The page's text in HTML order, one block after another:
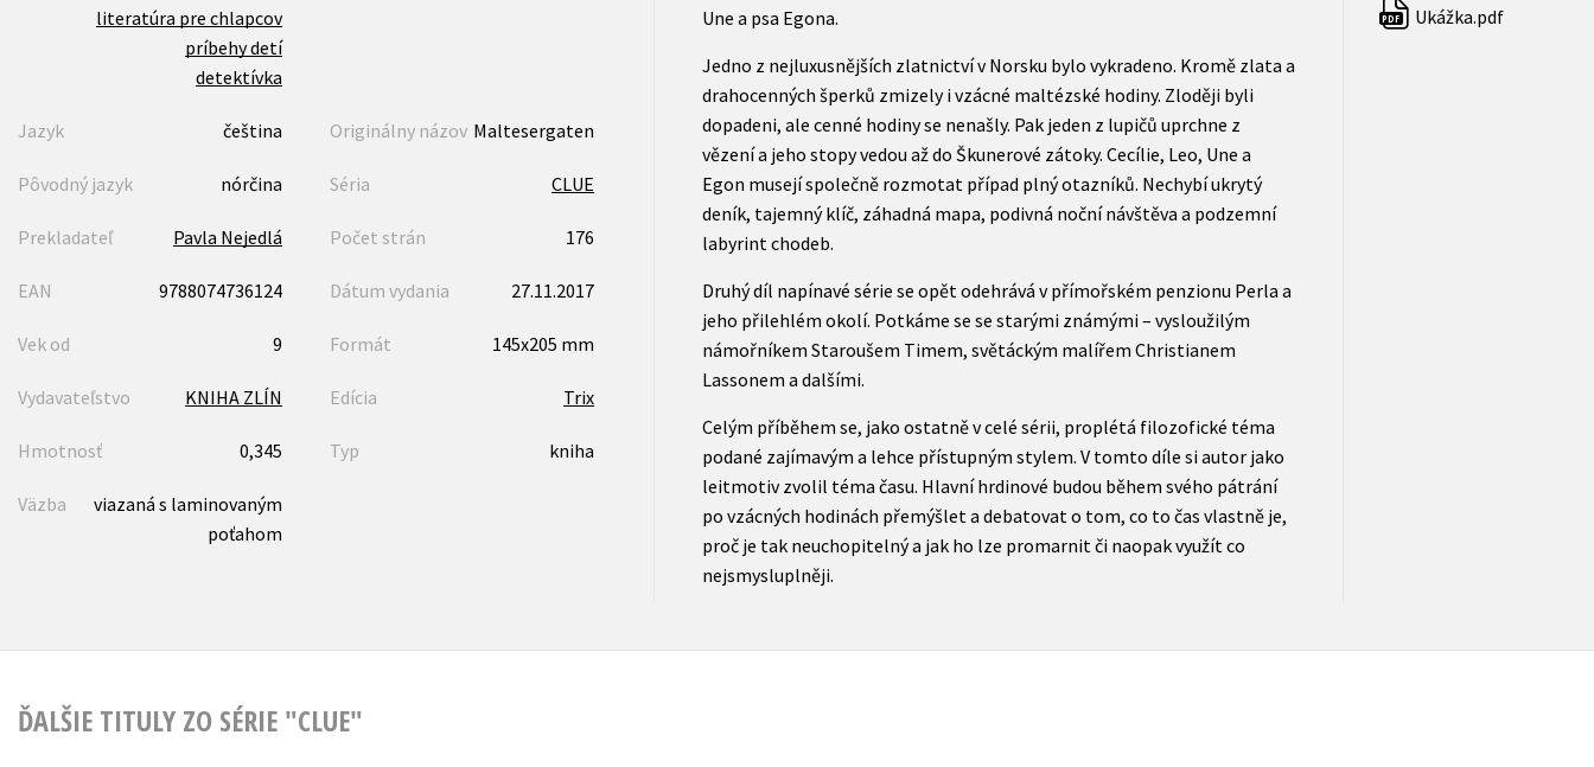
literatúra pre chlapcov
príbehy detí
detektívka
Jazyk čeština Originálny názov Maltesergaten
Pôvodný jazyk nórčina Séria CLUE
Prekladateľ Pavla Nejedlá Počet strán 176
EAN 9788074736124 Dátum vydania 27.11.2017
Vek od 9 Formát 145x205 mm
Vydavateľstvo KNIHA ZLÍN Edícia Trix
Hmotnosť 0,345 Typ kniha
Väzba
viazaná s laminovaným
poťahom
Une a psa Egona.
Jedno z nejluxusnějších zlatnictví v Norsku bylo vykradeno. Kromě zlata a
drahocenných šperků zmizely i vzácné maltézské hodiny. Zloději byli
dopadeni, ale cenné hodiny se nenašly. Pak jeden z lupičů uprchne z
vězení a jeho stopy vedou až do Škunerové zátoky. Cecílie, Leo, Une a
Egon musejí společně rozmotat případ plný otazníků. Nechybí ukrytý
deník, tajemný klíč, záhadná mapa, podivná noční návštěva a podzemní
labyrint chodeb.
Druhý díl napínavé série se opět odehrává v přímořském penzionu Perla a
jeho přilehlém okolí. Potkáme se se starými známými – vysloužilým
námořníkem Staroušem Timem, světáckým malířem Christianem
Lassonem a dalšími.
Celým příběhem se, jako ostatně v celé sérii, proplétá filozofické téma
podané zajímavým a lehce přístupným stylem. V tomto díle si autor jako
leitmotiv zvolil téma času. Hlavní hrdinové budou během svého pátrání
po vzácných hodinách přemýšlet a debatovat o tom, co to čas vlastně je,
proč je tak neuchopitelný a jak ho lze promarnit či naopak využít co
nejsmysluplněji.
PDF Ukážka.pdf
ĎALŠIE TITULY ZO SÉRIE "CLUE"